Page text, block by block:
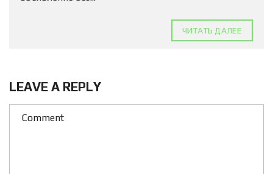
ЧИТАТЬ ДАЛЕЕ
LEAVE A REPLY